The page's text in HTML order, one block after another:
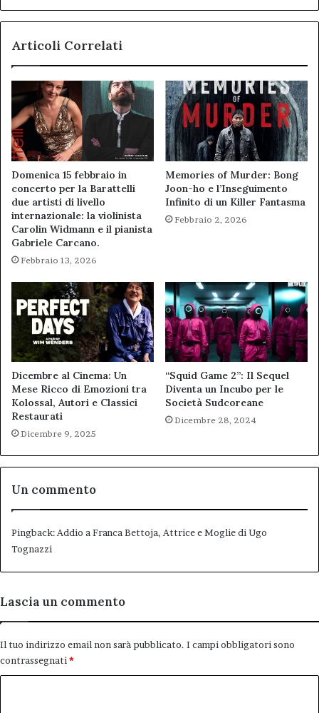
Articoli Correlati
Domenica 15 febbraio in
concerto per la Barattelli
due artisti di livello
internazionale: la violinista
Carolin Widmann e il pianista
Gabriele Carcano.
Febbraio 13, 2026
Memories of Murder: Bong
Joon-ho e l’Inseguimento
Infinito di un Killer Fantasma
Febbraio 2, 2026
Dicembre al Cinema: Un
Mese Ricco di Emozioni tra
Kolossal, Autori e Classici
Restaurati
Dicembre 9, 2025
“Squid Game 2”: Il Sequel
Diventa un Incubo per le
Società Sudcoreane
Dicembre 28, 2024
Un commento
Pingback:Addio a Franca Bettoja, Attrice e Moglie di Ugo
Tognazzi
Lascia un commento
Il tuo indirizzo email non sarà pubblicato. I campi obbligatori sono
contrassegnati*